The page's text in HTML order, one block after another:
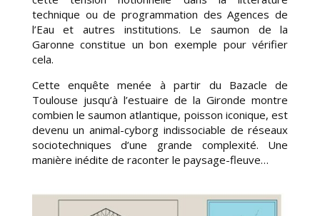
technique ou de programmation des Agences de
l’Eau et autres institutions. Le saumon de la
Garonne constitue un bon exemple pour vérifier
cela.
Cette enquête menée à partir du Bazacle de
Toulouse jusqu’à l’estuaire de la Gironde montre
combien le saumon atlantique, poisson iconique, est
devenu un animal-cyborg indissociable de réseaux
sociotechniques d’une grande complexité. Une
manière inédite de raconter le paysage-fleuve…